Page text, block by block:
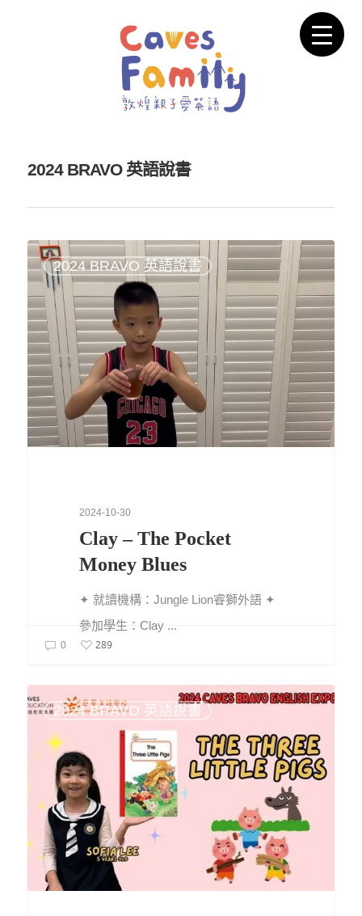
2024 BRAVO 英語說書
2024 BRAVO 英語說書
2024-10-30
Clay – The Pocket
Money Blues
✦ 就讀機構：Jungle Lion睿獅外語 ✦
參加學生：Clay ...
0 289
2024 BRAVO 英語說書